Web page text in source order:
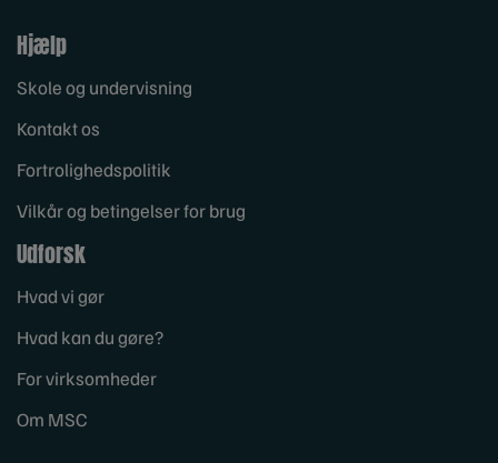
Hjælp
Skole og undervisning
Kontakt os
Fortrolighedspolitik
Vilkår og betingelser for brug
Udforsk
Hvad vi gør
Hvad kan du gøre?
For virksomheder
Om MSC